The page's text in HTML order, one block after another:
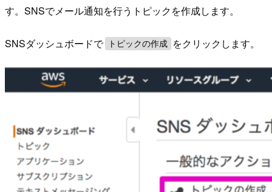
す。SNSでメール通知を行うトピックを作成します。
SNSダッシュボードで トピックの作成 をクリックします。